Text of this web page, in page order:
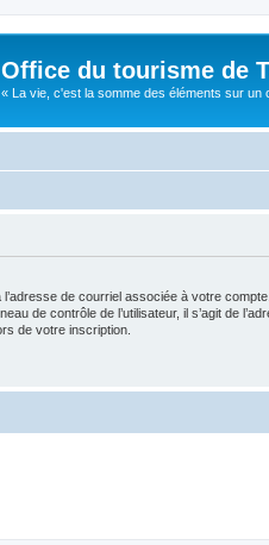
Office du tourisme de
« La vie, c'est la somme des éléments sur un
de courriel associée à votre
de contrôle de l’utilisateur, il s’agit de
de votre inscription.